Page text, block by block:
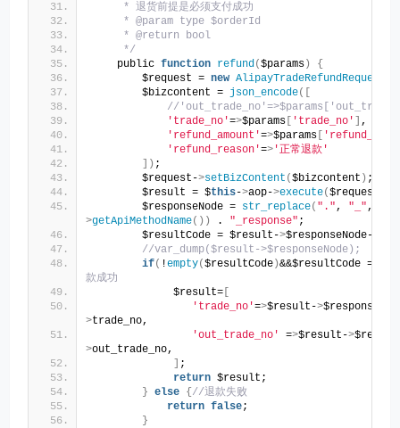
     * 退货前提是必须支付成功
     * @param type $orderId
     * @return bool
     */
    public
function refund($params )
{
        $request =
new AlipayTradeRefundRequest
        $bizcontent =
json_encode([
//
'trade_no'=>$params 'trade_no'
,
'refund_amount'=>$params
'refund_reason'=> '正常退款'
]) ;
        $request-
>setBizContent ($bizcontent ) ;
        $result = $
this->aop->execute($request
        $responseNode =
str_replace( ".", "_",
>getApiMethodName()) . "_response" ;
        $resultCode = $result-
>$responseNode-
//var_dump($result->$responseNode);
if( !empty($resultCode )&&$resultCode ==
款成功
             $result=
'trade_no'=>$result->
>trade_no,
'out_trade_no'
=>$result->
>out_trade_no,
;
return $result;
} else { //退款失败
return false;
}